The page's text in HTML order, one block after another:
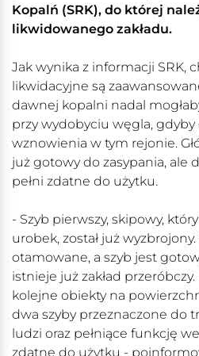
Kopalń (SRK), do której
likwidowanego zakładu.
Jak wynika z informacji SRK,
likwidacyjne są
dawnej kopalni nadal
przy wydobyciu węgla, gdyby
wznowienia w tym rejonie.
już gotowy do zasypania, ale
pełni zdatne do użytku.
- Szyb pierwszy, skipowy,
urobek, został już
otamowane, a szyb jest
istnieje już zakład
kolejne obiekty na
dwa szyby przeznaczone do
ludzi oraz pełniące funkcję
zdatne do użytku -